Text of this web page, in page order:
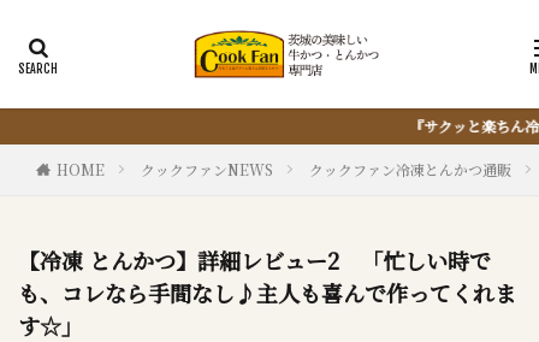
『サクッと楽ちん冷凍とんかつ』は、仕込まない・揚げない・油捨てな
HOME クックファンNEWS クックファン冷凍とんかつ通販
【冷凍 とんかつ】詳細レビュー2 「忙しい時で
も、コレなら手間なし♪主人も喜んで作ってくれま
す☆」